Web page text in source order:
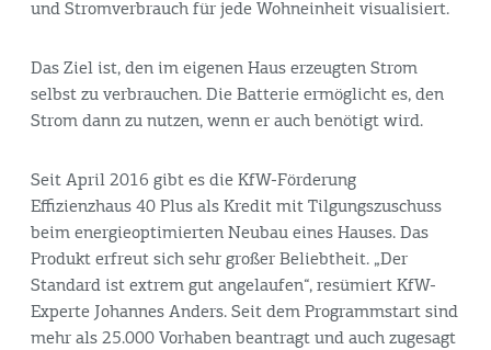
und Stromverbrauch für jede Wohneinheit visualisiert.
Das Ziel ist, den im eigenen Haus erzeugten Strom
selbst zu verbrauchen. Die Batterie ermöglicht es, den
Strom dann zu nutzen, wenn er auch benötigt wird.
Seit April 2016 gibt es die KfW-Förderung
Effizienzhaus 40 Plus als Kredit mit Tilgungszuschuss
beim energieoptimierten Neubau eines Hauses. Das
Produkt erfreut sich sehr großer Beliebtheit. „Der
Standard ist extrem gut angelaufen“, resümiert KfW-
Experte Johannes Anders. Seit dem Programmstart sind
mehr als 25.000 Vorhaben beantragt und auch zugesagt